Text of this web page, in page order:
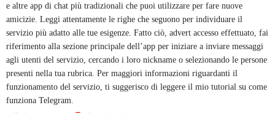
e altre app di chat più tradizionali che puoi utilizzare per fare nuove
amicizie. Leggi attentamente le righe che seguono per individuare il
servizio più adatto alle tue esigenze. Fatto ciò, advert accesso effettuato, fai
riferimento alla sezione principale dell’app per iniziare a inviare messaggi
agli utenti del servizio, cercando i loro nickname o selezionando le persone
presenti nella tua rubrica. Per maggiori informazioni riguardanti il
funzionamento del servizio, ti suggerisco di leggere il mio tutorial su come
funziona Telegram.